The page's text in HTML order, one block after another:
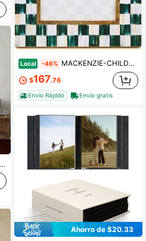
Local -46% MACKENZIE-CHILDS Marco de laca de 5" X 7", Decoración de marco lindo, Cuadros de corte en blanco y negro
$167.76
Envío Rápido Envío gratis
Ahorro de $20.33